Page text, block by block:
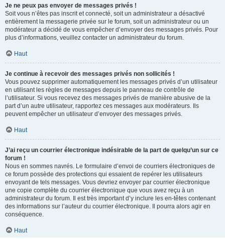
Je ne peux pas envoyer de messages privés !
Soit vous n’êtes pas inscrit et connecté, soit un administrateur a désactivé
entièrement la messagerie privée sur le forum, soit un administrateur ou un
modérateur a décidé de vous empêcher d’envoyer des messages privés. Pour
plus d’informations, veuillez contacter un administrateur du forum.
Haut
Je continue à recevoir des messages privés non sollicités !
Vous pouvez supprimer automatiquement les messages privés d’un utilisateur
en utilisant les règles de messages depuis le panneau de contrôle de
l’utilisateur. Si vous recevez des messages privés de manière abusive de la
part d’un autre utilisateur, rapportez ces messages aux modérateurs. Ils
peuvent empêcher un utilisateur d’envoyer des messages privés.
Haut
J’ai reçu un courrier électronique indésirable de la part de quelqu’un sur ce
forum !
Nous en sommes navrés. Le formulaire d’envoi de courriers électroniques de
ce forum possède des protections qui essaient de repérer les utilisateurs
envoyant de tels messages. Vous devriez envoyer par courrier électronique
une copie complète du courrier électronique que vous avez reçu à un
administrateur du forum. Il est très important d’y inclure les en-têtes contenant
des informations sur l’auteur du courrier électronique. Il pourra alors agir en
conséquence.
Haut